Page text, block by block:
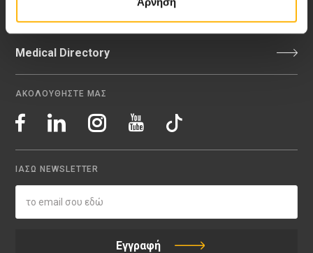
Medical Directory
ΑΚΟΛΟΥΘΗΣΤΕ ΜΑΣ
ΙΑΣΩ NEWSLETTER
Εγγραφή